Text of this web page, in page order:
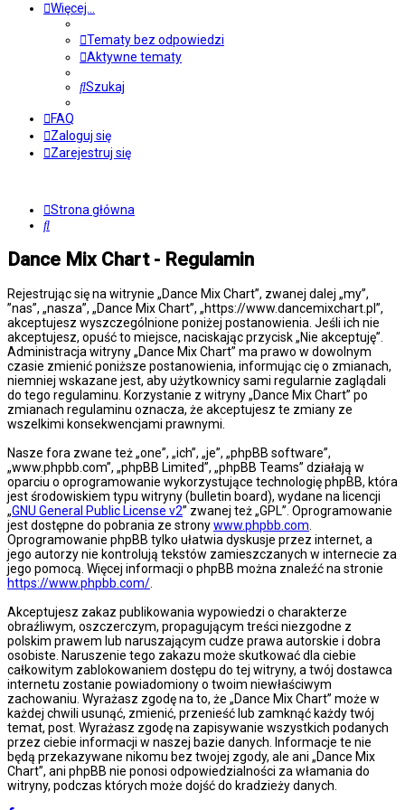
Więcej…
Tematy bez odpowiedzi
Aktywne tematy
Szukaj
FAQ
Zaloguj się
Zarejestruj się
Strona główna
Szukaj
Dance Mix Chart - Regulamin
Rejestrując się na witrynie „Dance Mix Chart”, zwanej dalej „my”,
”nas”, „nasza”, „Dance Mix Chart”, „https://www.dancemixchart.pl”,
akceptujesz wyszczególnione poniżej postanowienia. Jeśli ich nie
akceptujesz, opuść to miejsce, naciskając przycisk „Nie akceptuję”.
Administracja witryny „Dance Mix Chart” ma prawo w dowolnym
czasie zmienić poniższe postanowienia, informując cię o zmianach,
niemniej wskazane jest, aby użytkownicy sami regularnie zaglądali
do tego regulaminu. Korzystanie z witryny „Dance Mix Chart” po
zmianach regulaminu oznacza, że akceptujesz te zmiany ze
wszelkimi konsekwencjami prawnymi.
Nasze fora zwane też „one”, „ich”, „je”, „phpBB software”,
„www.phpbb.com”, „phpBB Limited”, „phpBB Teams” działają w
oparciu o oprogramowanie wykorzystujące technologię phpBB, która
jest środowiskiem typu witryny (bulletin board), wydane na licencji
„GNU General Public License v2” zwanej też „GPL”. Oprogramowanie
jest dostępne do pobrania ze stronywww.phpbb.com
Oprogramowanie phpBB tylko ułatwia dyskusje przez internet, a
jego autorzy nie kontrolują tekstów zamieszczanych w internecie za
jego pomocą. Więcej informacji o phpBB można znaleźć na stronie
https://www.phpbb.com/
Akceptujesz zakaz publikowania wypowiedzi o charakterze
obraźliwym, oszczerczym, propagującym treści niezgodne z
polskim prawem lub naruszającym cudze prawa autorskie i dobra
osobiste. Naruszenie tego zakazu może skutkować dla ciebie
całkowitym zablokowaniem dostępu do tej witryny, a twój dostawca
internetu zostanie powiadomiony o twoim niewłaściwym
zachowaniu. Wyrażasz zgodę na to, że „Dance Mix Chart” może w
każdej chwili usunąć, zmienić, przenieść lub zamknąć każdy twój
temat, post. Wyrażasz zgodę na zapisywanie wszystkich podanych
przez ciebie informacji w naszej bazie danych. Informacje te nie
będą przekazywane nikomu bez twojej zgody, ale ani „Dance Mix
Chart”, ani phpBB nie ponosi odpowiedzialności za włamania do
witryny, podczas których może dojść do kradzieży danych.